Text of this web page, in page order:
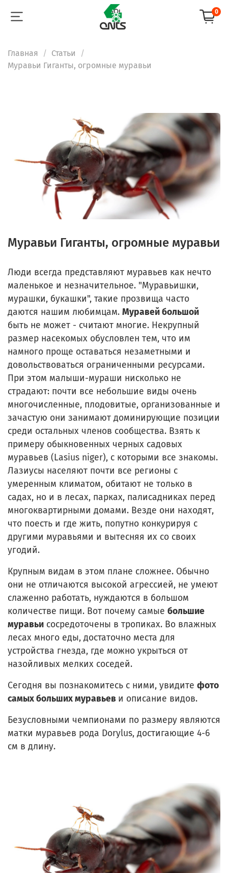
0
Главная
Статьи
Муравьи Гиганты, огромные муравьи
Муравьи Гиганты, огромные муравьи
Люди всегда представляют муравьев как нечто
маленькое и незначительное. "Муравьишки,
мурашки, букашки", такие прозвища часто
даются нашим любимцам. Муравей большой
быть не может - считают многие. Некрупный
размер насекомых обусловлен тем, что им
намного проще оставаться незаметными и
довольствоваться ограниченными ресурсами.
При этом малыши-мураши нисколько не
страдают: почти все небольшие виды очень
многочисленные, плодовитые, организованные и
зачастую они занимают доминирующие позиции
среди остальных членов сообщества. Взять к
примеру обыкновенных черных садовых
муравьев (Lasius niger), с которыми все знакомы.
Лазиусы населяют почти все регионы с
умеренным климатом, обитают не только в
садах, но и в лесах, парках, палисадниках перед
многоквартирными домами. Везде они находят,
что поесть и где жить, попутно конкурируя с
другими муравьями и вытесняя их со своих
угодий.
Крупным видам в этом плане сложнее. Обычно
они не отличаются высокой агрессией, не умеют
слаженно работать, нуждаются в большом
количестве пищи. Вот почему самые большие
муравьи сосредоточены в тропиках. Во влажных
лесах много еды, достаточно места для
устройства гнезда, где можно укрыться от
назойливых мелких соседей.
Сегодня вы познакомитесь с ними, увидите фото
самых больших муравьев и описание видов.
Безусловными чемпионами по размеру являются
матки муравьев рода Dorylus, достигающие 4-6
см в длину.